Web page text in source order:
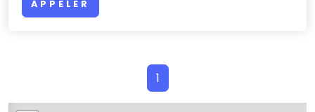
APPELER
1